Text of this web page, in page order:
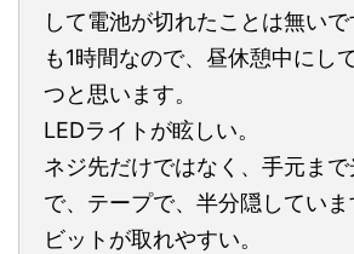
して電池が切れたことは無い
も1時間なので、昼休憩中にし
つと思います。
LEDライトが眩しい。
ネジ先だけではなく、手元ま
で、テープで、半分隠していま
ビットが取れやすい。